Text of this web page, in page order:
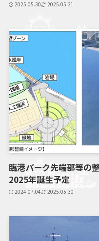
2025.05.30 2025.05.31
臨港パーク先端部等の
2025年誕生予定
2024.07.04 2025.05.30